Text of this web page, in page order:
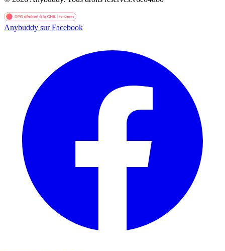
Anybuddy sur Facebook